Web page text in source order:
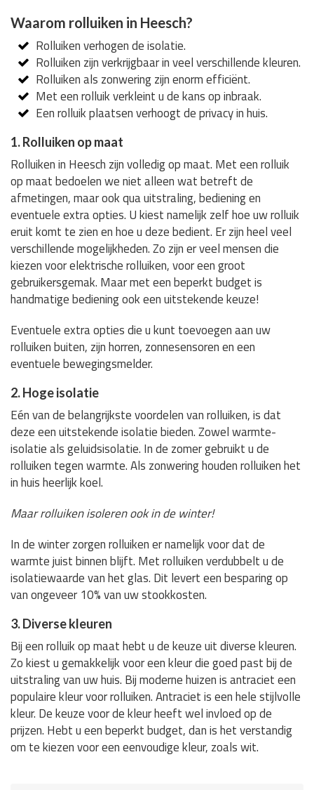
Waarom rolluiken in Heesch?
Rolluiken verhogen de isolatie.
Rolluiken zijn verkrijgbaar in veel verschillende kleuren.
Rolluiken als zonwering zijn enorm efficiënt.
Met een rolluik verkleint u de kans op inbraak.
Een rolluik plaatsen verhoogt de privacy in huis.
1. Rolluiken op maat
Rolluiken in Heesch zijn volledig op maat. Met een rolluik
op maat bedoelen we niet alleen wat betreft de
afmetingen, maar ook qua uitstraling, bediening en
eventuele extra opties. U kiest namelijk zelf hoe uw rolluik
eruit komt te zien en hoe u deze bedient. Er zijn heel veel
verschillende mogelijkheden. Zo zijn er veel mensen die
kiezen voor elektrische rolluiken, voor een groot
gebruikersgemak. Maar met een beperkt budget is
handmatige bediening ook een uitstekende keuze!
Eventuele extra opties die u kunt toevoegen aan uw
rolluiken buiten, zijn horren, zonnesensoren en een
eventuele bewegingsmelder.
2. Hoge isolatie
Eén van de belangrijkste voordelen van rolluiken, is dat
deze een uitstekende isolatie bieden. Zowel warmte-
isolatie als geluidsisolatie. In de zomer gebruikt u de
rolluiken tegen warmte. Als zonwering houden rolluiken het
in huis heerlijk koel.
Maar rolluiken isoleren ook in de winter!
In de winter zorgen rolluiken er namelijk voor dat de
warmte juist binnen blijft. Met rolluiken verdubbelt u de
isolatiewaarde van het glas. Dit levert een besparing op
van ongeveer 10% van uw stookkosten.
3. Diverse kleuren
Bij een rolluik op maat hebt u de keuze uit diverse kleuren.
Zo kiest u gemakkelijk voor een kleur die goed past bij de
uitstraling van uw huis. Bij moderne huizen is antraciet een
populaire kleur voor rolluiken. Antraciet is een hele stijlvolle
kleur. De keuze voor de kleur heeft wel invloed op de
prijzen. Hebt u een beperkt budget, dan is het verstandig
om te kiezen voor een eenvoudige kleur, zoals wit.